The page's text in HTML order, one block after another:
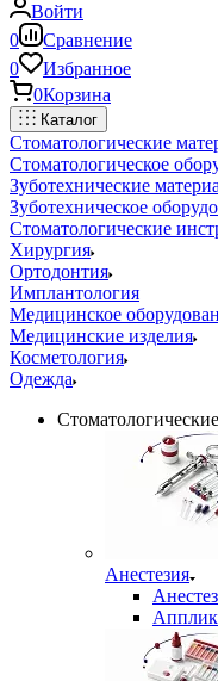
Войти
0
Сравнение
0
Избранное
0Корзина
Каталог
Стоматологические
Стоматологическое
Зуботехнические
Зуботехническое
Стоматологические
Хирургия
Ортодонтия
Имплантология
Медицинское
Медицинские изделия
Косметология
Одежда
Анестезия